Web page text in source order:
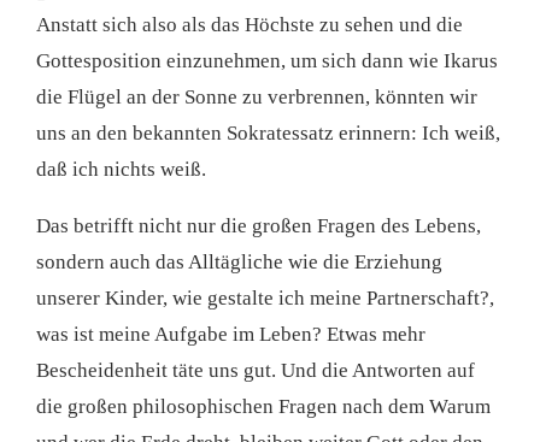
Anstatt sich also als das Höchste zu sehen und die
Gottesposition einzunehmen, um sich dann wie Ikarus
die Flügel an der Sonne zu verbrennen, könnten wir
uns an den bekannten Sokratessatz erinnern: Ich weiß,
daß ich nichts weiß.
Das betrifft nicht nur die großen Fragen des Lebens,
sondern auch das Alltägliche wie die Erziehung
unserer Kinder, wie gestalte ich meine Partnerschaft?,
was ist meine Aufgabe im Leben? Etwas mehr
Bescheidenheit täte uns gut. Und die Antworten auf
die großen philosophischen Fragen nach dem Warum